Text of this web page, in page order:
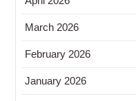
March 2026
February 2026
January 2026